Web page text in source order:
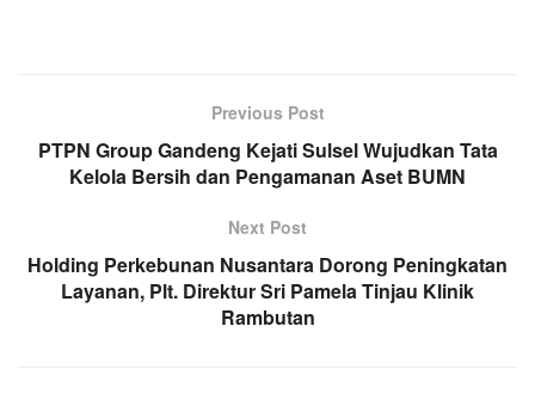
Previous Post
PTPN Group Gandeng Kejati Sulsel Wujudkan Tata
Kelola Bersih dan Pengamanan Aset BUMN
Next Post
Holding Perkebunan Nusantara Dorong Peningkatan
Layanan, Plt. Direktur Sri Pamela Tinjau Klinik
Rambutan